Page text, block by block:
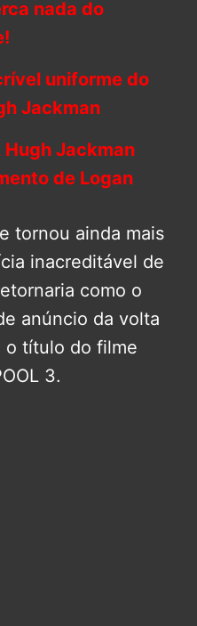
nada do
uniforme do
Jackman
Hugh Jackman
de Logan
tornou ainda mais
inacreditável de
como o
anúncio da volta
o título do filme
3.